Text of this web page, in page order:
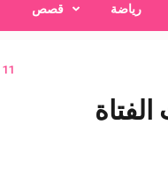
رياضة قصص
11 October 2017